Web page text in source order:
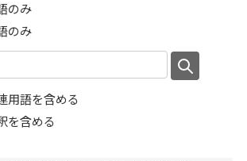
のみ
のみ
用語を含める
を含める